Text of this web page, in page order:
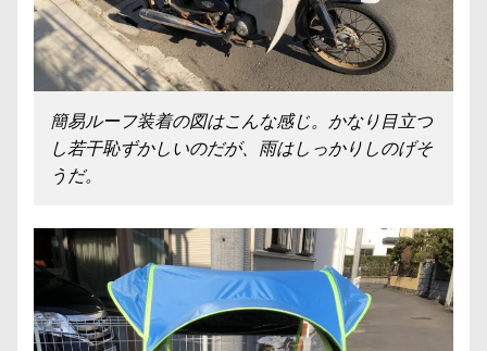
簡易ルーフ装着の図はこんな感じ。かなり目立つ
し若干恥ずかしいのだが、雨はしっかりしのげそ
うだ。